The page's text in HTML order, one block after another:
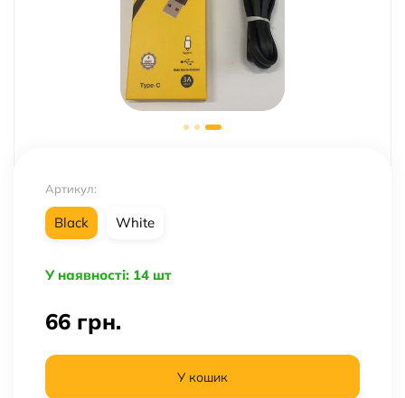
Артикул:
Black White
У наявності: 14 шт
66 грн.
У кошик